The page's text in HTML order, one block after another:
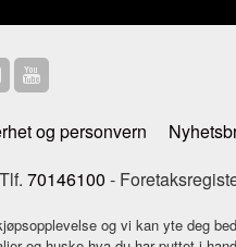
og personvern
70146100 -
og vi kan yte deg